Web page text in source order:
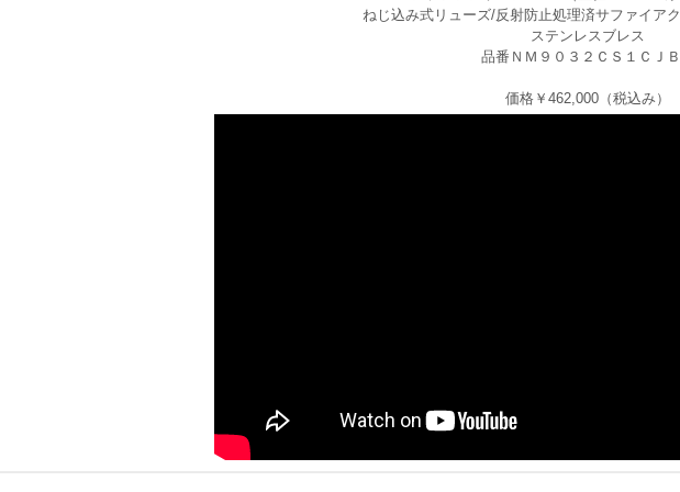
ねじ込み式リューズ/反射防止処理済サファイア
ステンレスブレス
品番ＮＭ９０３２ＣＳ１ＣＪ
価格￥462,000（税込み）